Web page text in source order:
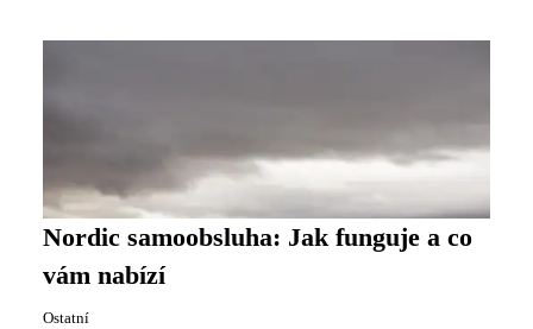
Nordic samoobsluha: Jak funguje a co
vám nabízí
Ostatní